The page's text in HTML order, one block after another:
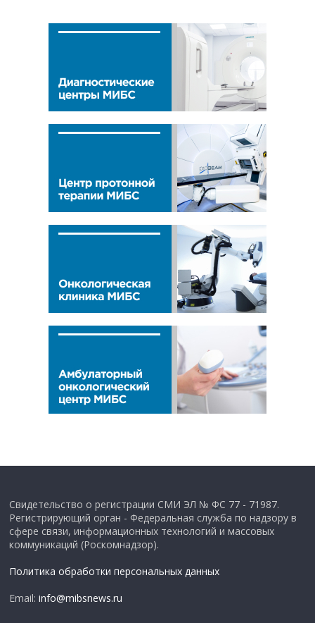
Свидетельство о регистрации СМИ ЭЛ № ФС 77 - 71987.
Регистрирующий орган - Федеральная служба по надзору в
сфере связи, информационных технологий и массовых
коммуникаций (Роскомнадзор).
Политика обработки персональных данных
Email:info@mibsnews.ru